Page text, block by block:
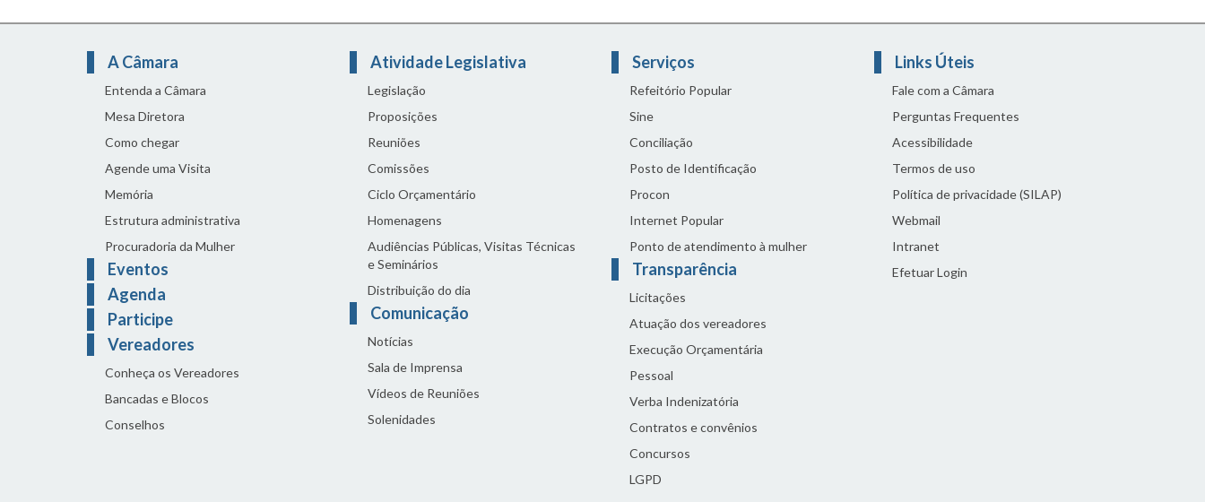
A Câmara
Entenda a Câmara
Mesa Diretora
Como chegar
Agende uma Visita
Memória
Estrutura administrativa
Procuradoria da Mulher
Eventos
Agenda
Participe
Vereadores
Conheça os Vereadores
Bancadas e Blocos
Conselhos
Atividade Legislativa
Legislação
Proposições
Reuniões
Comissões
Ciclo Orçamentário
Homenagens
Audiências Públicas, Visitas Técnicas
e Seminários
Distribuição do dia
Comunicação
Notícias
Sala de Imprensa
Vídeos de Reuniões
Solenidades
Serviços
Refeitório Popular
Sine
Conciliação
Posto de Identificação
Procon
Internet Popular
Ponto de atendimento à mulher
Transparência
Licitações
Atuação dos vereadores
Execução Orçamentária
Pessoal
Verba Indenizatória
Contratos e convênios
Concursos
LGPD
Links Úteis
Fale com a Câmara
Perguntas Frequentes
Acessibilidade
Termos de uso
Política de privacidade (SILAP)
Webmail
Intranet
Efetuar Login